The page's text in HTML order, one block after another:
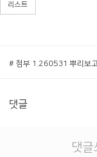
리스트
# 첨부 1.260531 뿌리보
댓글
댓글